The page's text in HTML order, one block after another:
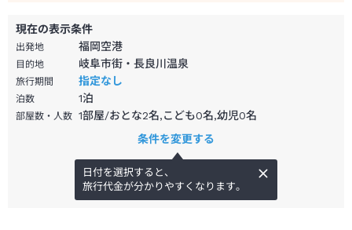
現在の表示条件
出発地 福岡空港
目的地 岐阜市街・長良川温泉
旅行期間 指定なし
泊数 1泊
部屋数・人数 1部屋/おとな2名,こども0名,幼児0名
条件を変更する
日付を選択すると、
旅行代金が分かりやすくなります。